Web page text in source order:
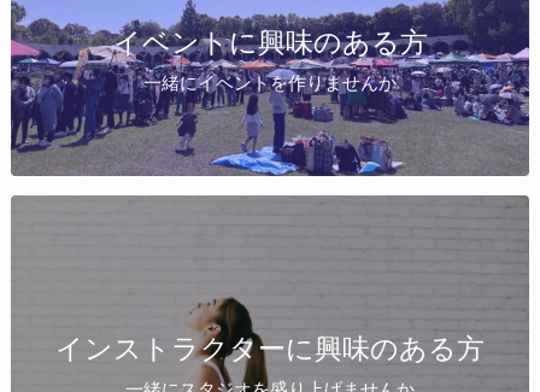
イベントに興味のある方
一緒にイベントを作りませんか
インストラクターに興味のある方